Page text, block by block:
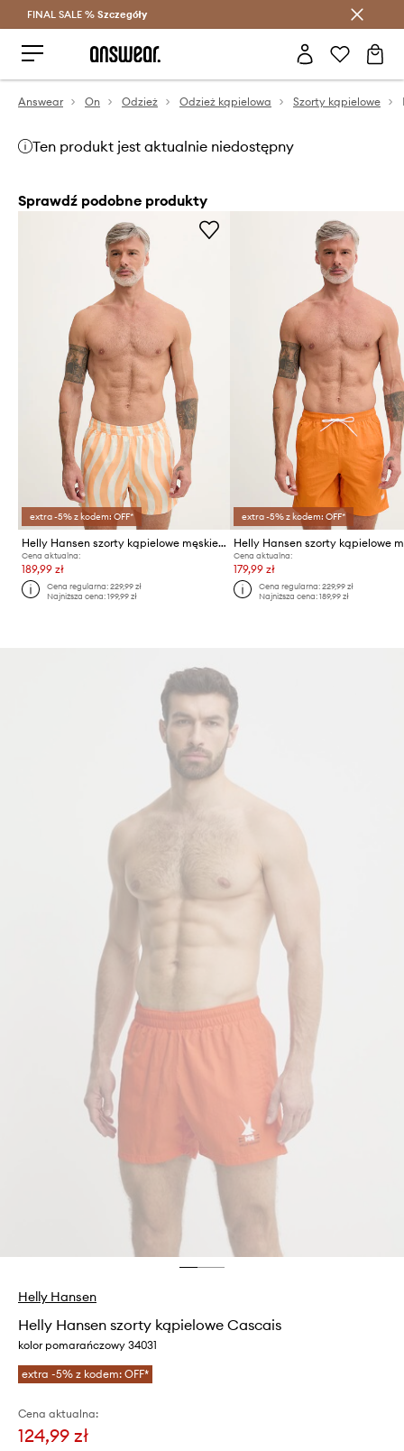
Oszczędzaj z Answear Club >
FINAL SALE % Szczegóły
Answear On Odzież Odzież kąpielowa Szorty kąpielowe
Ten produkt jest aktualnie niedostępny
Sprawdź podobne produkty
extra -5% z kodem: OFF*
Helly Hansen szorty kąpielowe męskie NEWPORT
Cena aktualna:
189,99 zł
Cena regularna:229,99 zł
Najniższa cena:199,99 zł
extra -5% z kodem: OFF*
Cena aktualna:
179,99 zł
Cena regularna: 229,99 zł
Najniższa cena: 189,99 zł
Helly Hansen
Helly Hansen szorty kąpielowe Cascais
kolor pomarańczowy 34031
extra -5% z kodem: OFF*
Cena aktualna:
124,99 zł